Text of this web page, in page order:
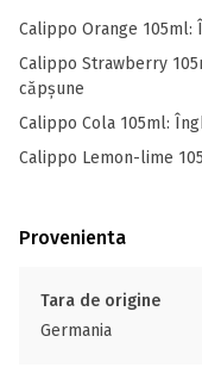
Calippo Orange
Calippo Strawberry
căpșune
Calippo Cola 105ml:
Calippo Lemon-lime
Provenienta
Tara de origine
Germania